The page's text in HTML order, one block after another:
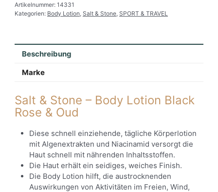
Artikelnummer: 14331
Kategorien: Body Lotion Salt & Stone SPORT & TRAVEL
Beschreibung
Marke
Salt & Stone – Body Lotion Black
Rose & Oud
Diese schnell einziehende, tägliche Körperlotion
mit Algenextrakten und Niacinamid versorgt die
Haut schnell mit nährenden Inhaltsstoffen.
Die Haut erhält ein seidiges, weiches Finish.
Die Body Lotion hilft, die austrocknenden
Auswirkungen von Aktivitäten im Freien, Wind,